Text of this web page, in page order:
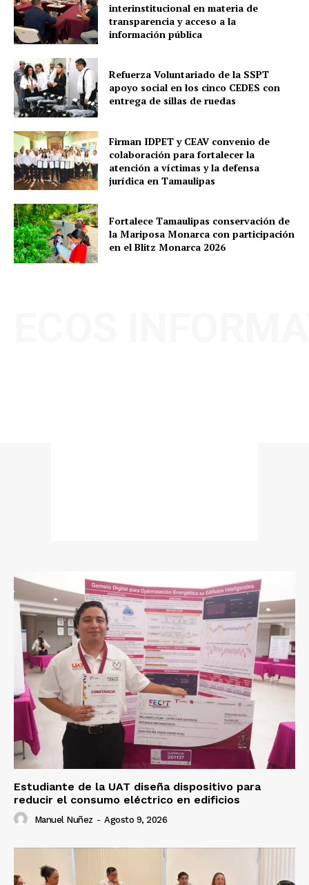
interinstitucional en materia de
transparencia y acceso a la
información pública
Refuerza Voluntariado de la SSPT
apoyo social en los cinco CEDES con
entrega de sillas de ruedas
Firman IDPET y CEAV convenio de
colaboración para fortalecer la
atención a víctimas y la defensa
jurídica en Tamaulipas
Fortalece Tamaulipas conservación de
la Mariposa Monarca con participación
en el Blitz Monarca 2026
Estudiante de la UAT diseña dispositivo para
reducir el consumo eléctrico en edificios
Manuel Nuñez - Agosto 9, 2026